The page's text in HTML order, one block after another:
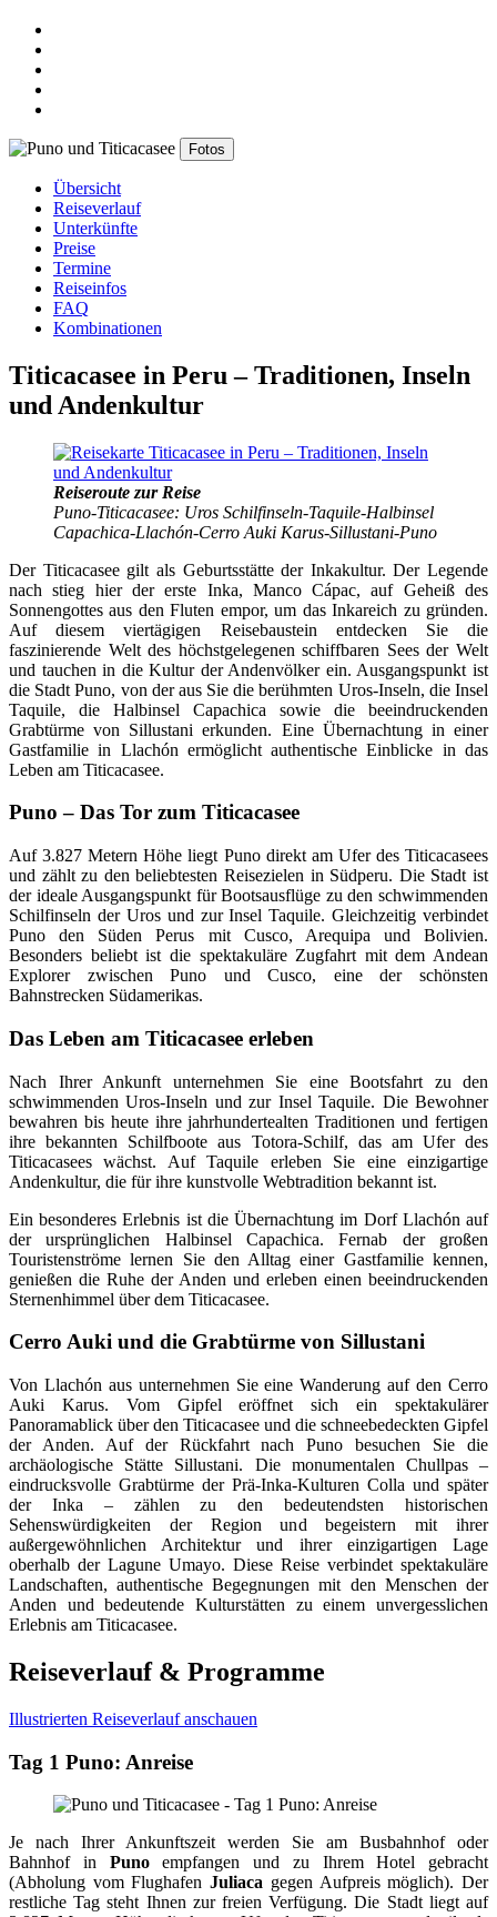
Fotos
Übersicht
Reiseverlauf
Unterkünfte
Preise
Termine
Reiseinfos
FAQ
Kombinationen
Titicacasee in Peru – Traditionen, Inseln
und Andenkultur
Reiseroute zur Reise
Puno-Titicacasee: Uros Schilfinseln-Taquile-Halbinsel
Capachica-Llachón-Cerro Auki Karus-Sillustani-Puno
Der Titicacasee gilt als Geburtsstätte der Inkakultur. Der Legende
nach stieg hier der erste Inka, Manco Cápac, auf Geheiß des
Sonnengottes aus den Fluten empor, um das Inkareich zu gründen.
Auf diesem viertägigen Reisebaustein entdecken Sie die
faszinierende Welt des höchstgelegenen schiffbaren Sees der Welt
und tauchen in die Kultur der Andenvölker ein. Ausgangspunkt ist
die Stadt Puno, von der aus Sie die berühmten Uros-Inseln, die Insel
Taquile, die Halbinsel Capachica sowie die beeindruckenden
Grabtürme von Sillustani erkunden. Eine Übernachtung in einer
Gastfamilie in Llachón ermöglicht authentische Einblicke in das
Leben am Titicacasee.
Puno – Das Tor zum Titicacasee
Auf 3.827 Metern Höhe liegt Puno direkt am Ufer des Titicacasees
und zählt zu den beliebtesten Reisezielen in Südperu. Die Stadt ist
der ideale Ausgangspunkt für Bootsausflüge zu den schwimmenden
Schilfinseln der Uros und zur Insel Taquile. Gleichzeitig verbindet
Puno den Süden Perus mit Cusco, Arequipa und Bolivien.
Besonders beliebt ist die spektakuläre Zugfahrt mit dem Andean
Explorer zwischen Puno und Cusco, eine der schönsten
Bahnstrecken Südamerikas.
Das Leben am Titicacasee erleben
Nach Ihrer Ankunft unternehmen Sie eine Bootsfahrt zu den
schwimmenden Uros-Inseln und zur Insel Taquile. Die Bewohner
bewahren bis heute ihre jahrhundertealten Traditionen und fertigen
ihre bekannten Schilfboote aus Totora-Schilf, das am Ufer des
Titicacasees wächst. Auf Taquile erleben Sie eine einzigartige
Andenkultur, die für ihre kunstvolle Webtradition bekannt ist.
Ein besonderes Erlebnis ist die Übernachtung im Dorf Llachón auf
der ursprünglichen Halbinsel Capachica. Fernab der großen
Touristenströme lernen Sie den Alltag einer Gastfamilie kennen,
genießen die Ruhe der Anden und erleben einen beeindruckenden
Sternenhimmel über dem Titicacasee.
Cerro Auki und die Grabtürme von Sillustani
Von Llachón aus unternehmen Sie eine Wanderung auf den Cerro
Auki Karus. Vom Gipfel eröffnet sich ein spektakulärer
Panoramablick über den Titicacasee und die schneebedeckten Gipfel
der Anden. Auf der Rückfahrt nach Puno besuchen Sie die
archäologische Stätte Sillustani. Die monumentalen Chullpas –
eindrucksvolle Grabtürme der Prä-Inka-Kulturen Colla und später
der Inka – zählen zu den bedeutendsten historischen
Sehenswürdigkeiten der Region und begeistern mit ihrer
außergewöhnlichen Architektur und ihrer einzigartigen Lage
oberhalb der Lagune Umayo. Diese Reise verbindet spektakuläre
Landschaften, authentische Begegnungen mit den Menschen der
Anden und bedeutende Kulturstätten zu einem unvergesslichen
Erlebnis am Titicacasee.
Reiseverlauf & Programme
Illustrierten Reiseverlauf anschauen
Tag 1 Puno: Anreise
Je nach Ihrer Ankunftszeit werden Sie am Busbahnhof oder
Bahnhof in Punoempfangen und zu Ihrem Hotel gebracht
(Abholung vom FlughafenJuliaca gegen Aufpreis möglich). Der
restliche Tag steht Ihnen zur freien Verfügung. Die Stadt liegt auf